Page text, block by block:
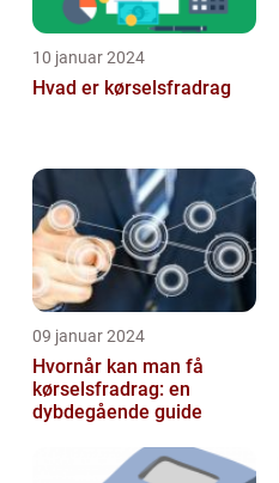
10 januar 2024
Hvad er kørselsfradrag
09 januar 2024
Hvornår kan man få
kørselsfradrag: en
dybdegående guide